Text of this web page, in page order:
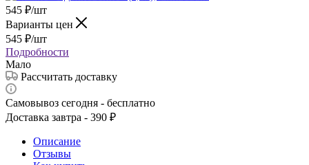
545 ₽/шт
Варианты цен
545 ₽/шт
Подробности
Мало
Рассчитать доставку
Самовывоз сегодня - бесплатно
Доставка завтра - 390 ₽
Описание
Отзывы